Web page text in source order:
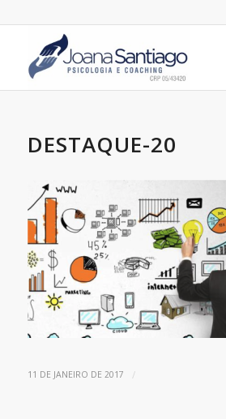
DESTAQUE-20
11 DE JANEIRO DE 2017 /